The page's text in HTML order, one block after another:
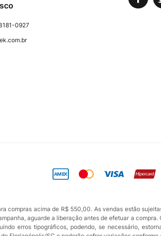
0927
compras acima de R$ 550,00. As vendas estão
aguarde a liberação antes de efetuar a compra.
erros tipográficos, podendo, se necessário,